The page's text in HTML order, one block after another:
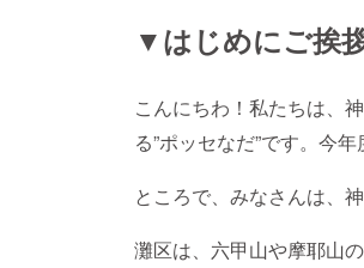
▼はじめにご挨
こんにちわ！私たちは、
る”ポッセなだ”です。今
ところで、みなさんは、
灘区は、六甲山や摩耶山